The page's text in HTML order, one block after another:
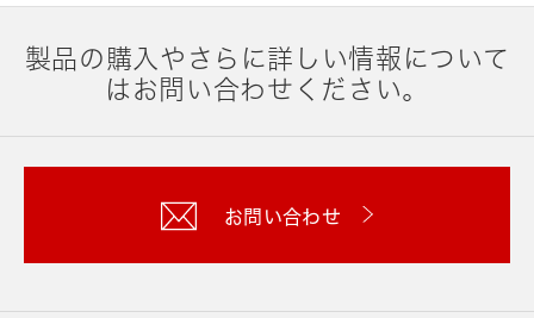
製品の購入やさらに詳しい情報について
はお問い合わせください。
お問い合わせ